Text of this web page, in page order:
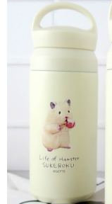
２．訂單成立數日內，
３．收到繳費通知簡訊
ATM／網路銀行／等多
※ 請注意：結帳手續完
購買商品的店家。未經
後付繳納相關費用。
是否繳費成功／繳費後
客戶支援中心」
https://
【注意事項】
１．透過由恩沛科技股
易，需依本服務之必要
權轉讓予恩沛科技股份有
２．關於個人資料處理
https://aftee.tw/terms/
每筆NT$60，滿
每筆NT$60，滿
每筆NT$60，滿
每筆NT$120，滿
海外宅配